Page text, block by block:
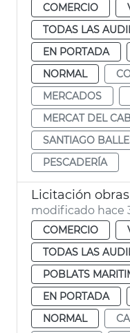
COMERCIO
TODAS LAS
EN PORTADA
NORMAL
MERCADOS
MERCAT DEL
SANTIAGO
PESCADERÍA
modificado hace
COMERCIO
TODAS LAS
POBLATS
EN PORTADA
NORMAL